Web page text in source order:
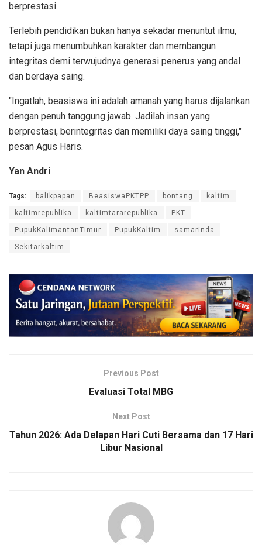
berprestasi.
Terlebih pendidikan bukan hanya sekadar menuntut ilmu,
tetapi juga menumbuhkan karakter dan membangun
integritas demi terwujudnya generasi penerus yang andal
dan berdaya saing.
"Ingatlah, beasiswa ini adalah amanah yang harus dijalankan
dengan penuh tanggung jawab. Jadilah insan yang
berprestasi, berintegritas dan memiliki daya saing tinggi,"
pesan Agus Haris.
Yan Andri
Tags: balikpapan BeasiswaPKTPP bontang kaltim
kaltimrepublika kaltimtararepublika PKT
PupukKalimantanTimur PupukKaltim samarinda
Sekitarkaltim
Previous Post
Evaluasi Total MBG
Next Post
Tahun 2026: Ada Delapan Hari Cuti Bersama dan 17 Hari
Libur Nasional